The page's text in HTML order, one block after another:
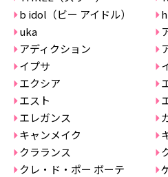
b idol（ビー アイドル）
uka
アディクション
イプサ
エクシア
エスト
エレガンス
キャンメイク
クラランス
クレ・ド・ポー ボーテ